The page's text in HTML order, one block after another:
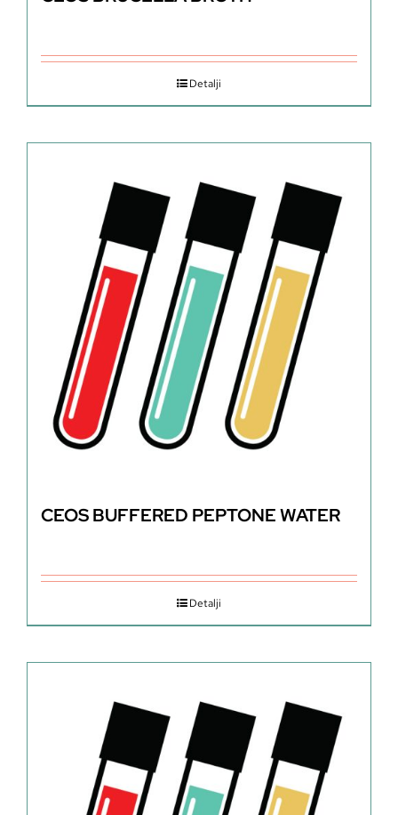
Detalji
CEOS BUFFERED PEPTONE WATER
Detalji